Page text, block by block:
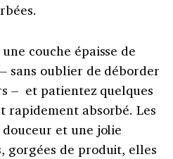
couche épaisse de
sans oublier de déborder
– et patientez quelques
rapidement absorbé. Les
et une jolie
gorgées de produit, elles